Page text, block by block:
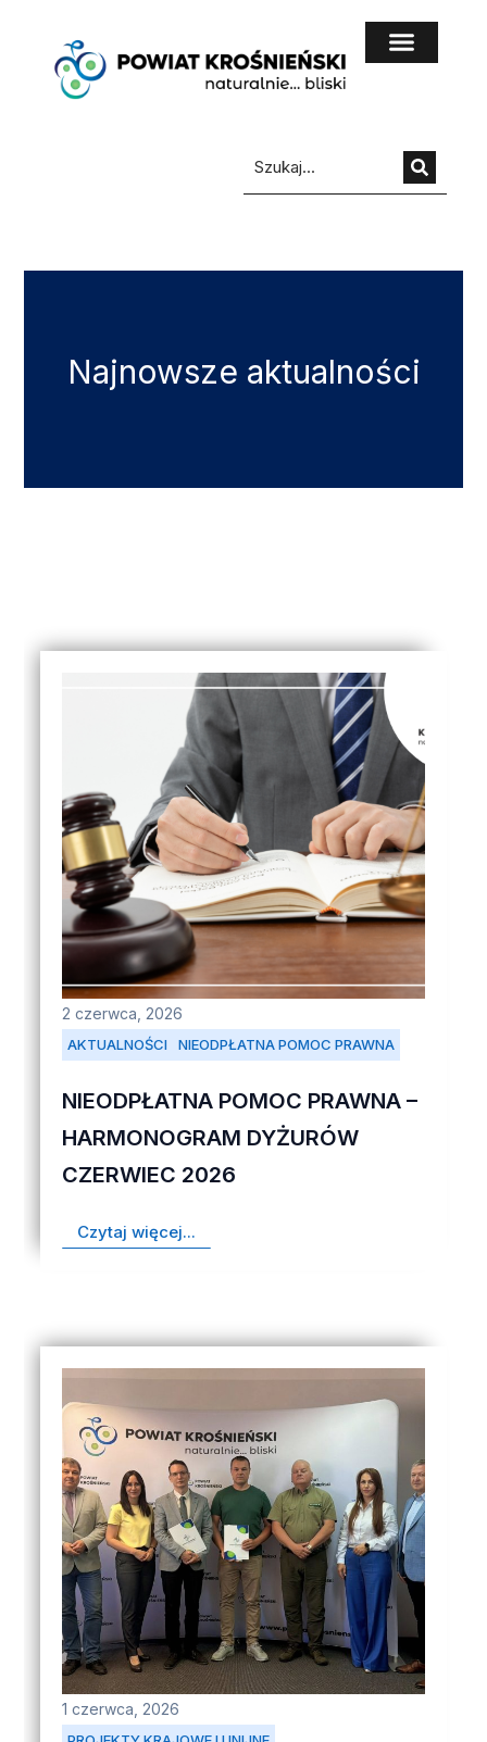
Najnowsze aktualności
AKTUALNOŚCI NIEODPŁATNA POMOC PRAWNA
2 czerwca, 2026
NIEODPŁATNA POMOC PRAWNA –
HARMONOGRAM DYŻURÓW
CZERWIEC 2026
Czytaj więcej...
1 czerwca, 2026